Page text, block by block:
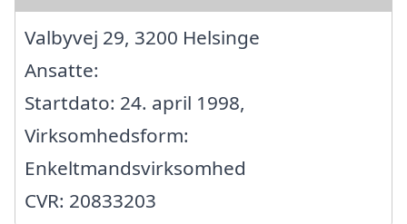
Valbyvej 29, 3200 Helsinge
Ansatte:
Startdato: 24. april 1998,
Virksomhedsform:
Enkeltmandsvirksomhed
CVR: 20833203